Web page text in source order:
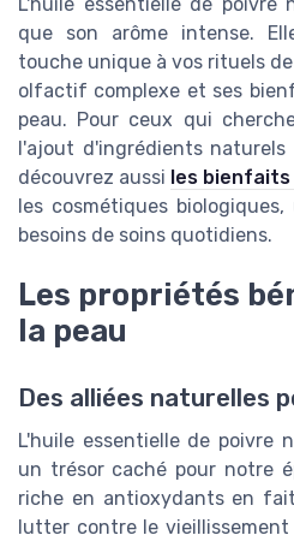
que son arôme intense.
touche unique à vos rituels
olfactif complexe et ses
peau. Pour ceux qui
l'ajout d'ingrédients naturels
découvrez aussi les bienfaits
les cosmétiques
besoins de soins quotidiens.
Les propriétés
la peau
Des alliées naturelles
L'huile essentielle de poivre
un trésor caché pour notre
riche en antioxydants en
lutter contre le